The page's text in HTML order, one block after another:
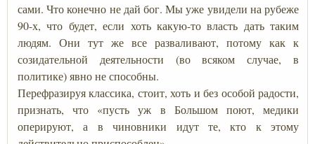
сами. Что конечно не дай бог. Мы уже увидели на рубеже
90-х, что будет, если хоть какую-то власть дать таким
людям. Они тут же все разваливают, потому как к
созидательной деятельности (во всяком случае, в
политике) явно не способны.
Перефразируя классика, стоит, хоть и без особой радости,
признать, что «пусть уж в Большом поют, медики
оперируют, а в чиновники идут те, кто к этому